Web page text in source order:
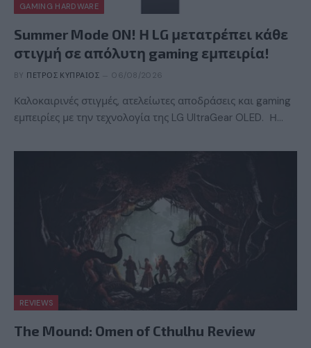
GAMING HARDWARE
Summer Mode ON! Η LG μετατρέπει κάθε
στιγμή σε απόλυτη gaming εμπειρία!
BY ΠΈΤΡΟΣ ΚΥΠΡΑΊΟΣ 06/08/2026
Καλοκαιρινές στιγμές, ατελείωτες αποδράσεις και gaming
εμπειρίες με την τεχνολογία της LG UltraGear OLED. Η…
REVIEWS
The Mound: Omen of Cthulhu Review